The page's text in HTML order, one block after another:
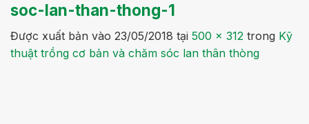
soc-lan-than-thong-1
Được xuất bản vào 23/05/2018 tại 500 × 312 trong Kỹ
thuật trồng cơ bản và chăm sóc lan thân thòng